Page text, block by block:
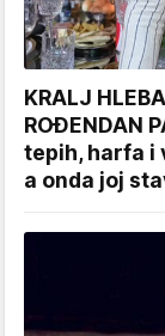
KRALJ
ROĐENDAN
tepih, harfa i
a onda joj